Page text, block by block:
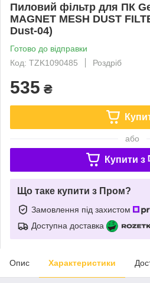
Пиловий фільтр для ПК
MAGNET MESH DUST
Dust-04)
Готово до відправки
Код: TZK1090485
Роздріб
535 ₴
або
Купити з
Що таке купити з Пром?
Замовлення під захистом
Доступна доставка
Опис Характеристики